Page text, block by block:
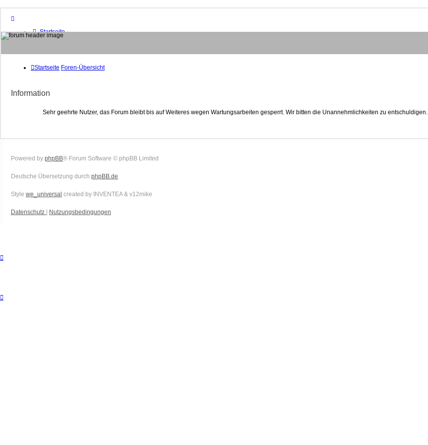
Startseite
Foren-Übersicht
Suche
Unbeantwortete Themen
Aktive Themen
Das Team
Anmelden
Startseite Foren-Übersicht
Information
Sehr geehrte Nutzer, das Forum bleibt bis auf Weiteres wegen Wartungsarbeiten gesperrt. Wir bitten die Unannehmlichkeiten zu entschuldigen.
Powered by phpBB® Forum Software © phpBB Limited
Deutsche Übersetzung durch phpBB.de
Style we_universal created by INVENTEA & v12mike
Datenschutz | Nutzungsbedingungen